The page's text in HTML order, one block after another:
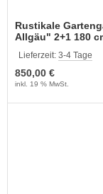
Rustikale
Allgäu" 2+1 180
Lieferzeit: 3-4 Tage
850,00 €
inkl. 19 % MwSt.